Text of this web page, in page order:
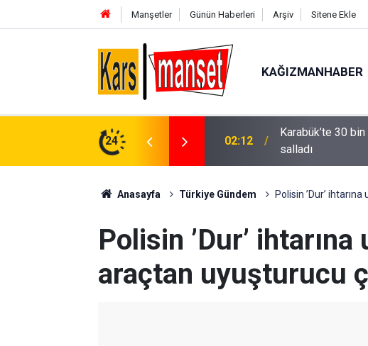
Manşetler Günün Haberleri Arşiv Sitene Ekle
KAĞIZMANHABER
24
buluştu: Hakan Peker ve Sefo sahneyi
01:58 Niğde’de iki
Anasayfa Türkiye Gündem Polisin ’Dur’
Polisin ’Dur’
araçtan uyuşturucu